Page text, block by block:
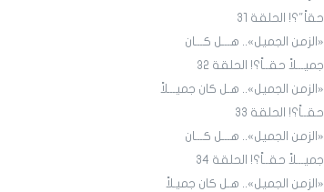
حقاً"؟! الحلقة 31
«الزمن الجميل».. هـــل كـــان
جميـــلاً حقــاً؟! الحلقة ٣٢
«الزمن الجميل».. هـل كان جميـــلاً
حقــاً؟! الحلقة 33
«الزمن الجميل».. هـــل كـــان
جميـــلاً حقــاً؟! الحلقة 34
«الزمن الجميل».. هـل كان جميـلاً